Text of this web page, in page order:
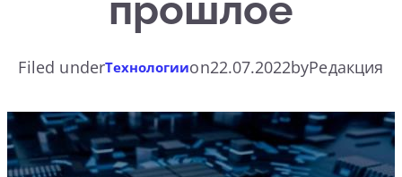
прошлое
Filed underТехнологииon22.07.2022byРедакция